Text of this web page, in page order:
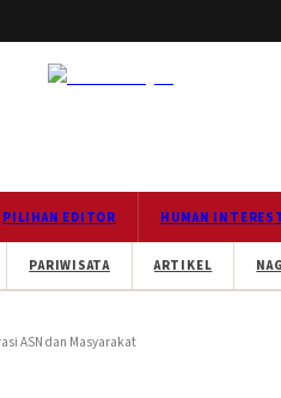
PILIHAN EDITOR HUMAN
PARIWISATA ARTIKEL
ASN dan Masyarakat